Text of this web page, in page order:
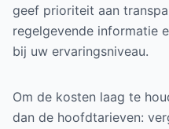
geef prioriteit aan
regelgevende informatie
bij uw ervaringsniveau.
Om de kosten laag te
dan de hoofdtarieven: